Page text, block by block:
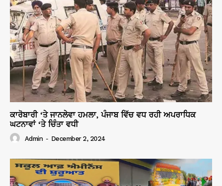
ਕਾਰੋਬਾਰੀ ‘ਤੇ ਜਾਨਲੇਵਾ ਹਮਲਾ, ਪੰਜਾਬ ਵਿੱਚ ਵਧ ਰਹੀ ਅਪਰਾਧਿਕ
ਘਟਨਾਵਾਂ ‘ਤੇ ਚਿੰਤਾ ਵਧੀ
Admin - December 2, 2024